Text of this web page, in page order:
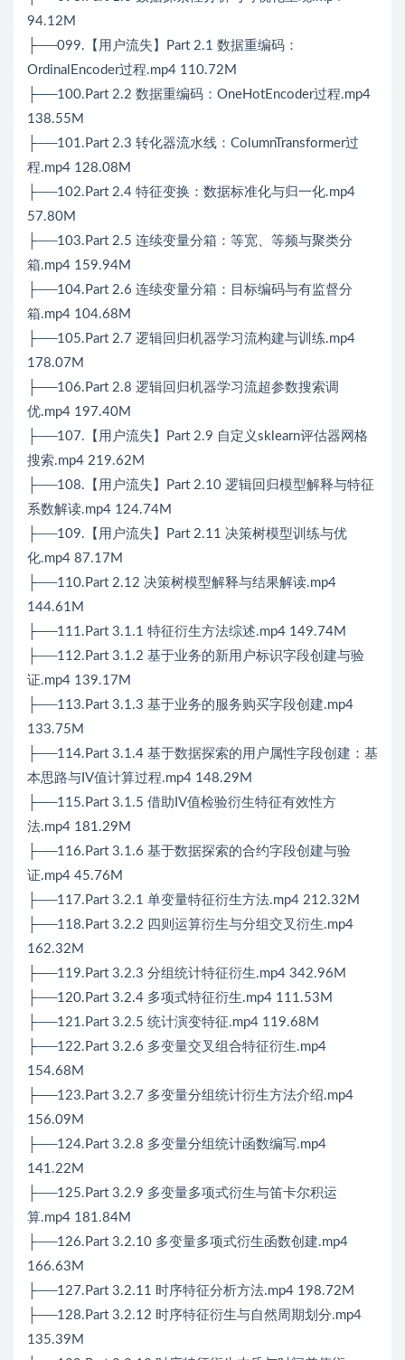
94.12M
├──099.【用户流失】Part 2.1 数据重编码：
OrdinalEncoder过程.mp4 110.72M
├──100.Part 2.2 数据重编码：OneHotEncoder过程.mp4
138.55M
├──101.Part 2.3 转化器流水线：ColumnTransformer过
程.mp4 128.08M
├──102.Part 2.4 特征变换：数据标准化与归一化.mp4
57.80M
├──103.Part 2.5 连续变量分箱：等宽、等频与聚类分
箱.mp4 159.94M
├──104.Part 2.6 连续变量分箱：目标编码与有监督分
箱.mp4 104.68M
├──105.Part 2.7 逻辑回归机器学习流构建与训练.mp4
178.07M
├──106.Part 2.8 逻辑回归机器学习流超参数搜索调
优.mp4 197.40M
├──107.【用户流失】Part 2.9 自定义sklearn评估器网格
搜索.mp4 219.62M
├──108.【用户流失】Part 2.10 逻辑回归模型解释与特征
系数解读.mp4 124.74M
├──109.【用户流失】Part 2.11 决策树模型训练与优
化.mp4 87.17M
├──110.Part 2.12 决策树模型解释与结果解读.mp4
144.61M
├──111.Part 3.1.1 特征衍生方法综述.mp4 149.74M
├──112.Part 3.1.2 基于业务的新用户标识字段创建与验
证.mp4 139.17M
├──113.Part 3.1.3 基于业务的服务购买字段创建.mp4
133.75M
├──114.Part 3.1.4 基于数据探索的用户属性字段创建：基
本思路与IV值计算过程.mp4 148.29M
├──115.Part 3.1.5 借助IV值检验衍生特征有效性方
法.mp4 181.29M
├──116.Part 3.1.6 基于数据探索的合约字段创建与验
证.mp4 45.76M
├──117.Part 3.2.1 单变量特征衍生方法.mp4 212.32M
├──118.Part 3.2.2 四则运算衍生与分组交叉衍生.mp4
162.32M
├──119.Part 3.2.3 分组统计特征衍生.mp4 342.96M
├──120.Part 3.2.4 多项式特征衍生.mp4 111.53M
├──121.Part 3.2.5 统计演变特征.mp4 119.68M
├──122.Part 3.2.6 多变量交叉组合特征衍生.mp4
154.68M
├──123.Part 3.2.7 多变量分组统计衍生方法介绍.mp4
156.09M
├──124.Part 3.2.8 多变量分组统计函数编写.mp4
141.22M
├──125.Part 3.2.9 多变量多项式衍生与笛卡尔积运
算.mp4 181.84M
├──126.Part 3.2.10 多变量多项式衍生函数创建.mp4
166.63M
├──127.Part 3.2.11 时序特征分析方法.mp4 198.72M
├──128.Part 3.2.12 时序特征衍生与自然周期划分.mp4
135.39M